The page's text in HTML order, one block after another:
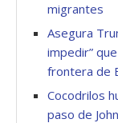
migrantes
Asegura
impedir”
frontera de
Cocodrilos
paso de